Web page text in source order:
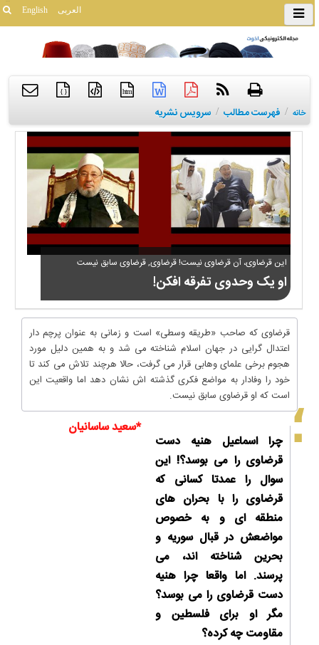
English العربی
htm
{ }
خانه / فهرست مطالب / سرویس نشریه
این قرضاوی، آن قرضاوی نیست! قرضاوی, قرضاوی سابق نیست
او یک وحدوی تفرقه افکن!
قرضاوی که صاحب «طریقه وسطی» است و زمانی به عنوان پرچم دار
اعتدال گرایی در جهان اسلام شناخته می شد و به همین دلیل مورد
هجوم برخی علمای وهابی قرار می گرفت، حالا هرچند تلاش می کند تا
خود را وفادار به مواضع فکری گذشته اش نشان دهد اما واقعیت این
است که او قرضاوی سابق نیست.
*سعید ساسانیان
چرا اسماعیل هنیه دست
قرضاوی را می بوسد؟! این
سوال را عمدتا کسانی که
قرضاوی را با بحران های
منطقه ای و به خصوص
مواضعش در قبال سوریه و
بحرین شناخته اند، می
پرسند. اما واقعا چرا هنیه
دست قرضاوی را می بوسد؟
مگر او برای فلسطین و
مقاومت چه کرده؟